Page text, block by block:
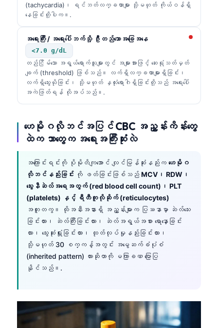
(tachycardia)၊ ရင်ဘတ်လက္ခဏာများ သို့မဟုတ် ကိုယ်ဝန်ရှိ
နေခြင်းတို့ပါက။.
အရေးကြီး / အရေးပေါ်ဘက်သို့ ဦးတည်သောအခြေအနေ
<7.0 g/dL
တည်ငြိမ်သော အရွယ်ရောက်သူများတွင် အများအားဖြင့် ဆေးရုံသတ်မှတ်
ချက် (threshold) ဖြစ်သည်။ လက်ရှိလက္ခဏာများရှိခြင်း၊
လက်ရှိသွေးယိုခြင်း၊ သို့မဟုတ် နှလုံးရောဂါရှိခြင်းတို့သည် အရေးပေါ်
အကဲဖြတ်ရန် လိုအပ်သည်။.
ဟေမိုဂလိုဘင်အပြင် CBC အညွှန်းကိန်းတွေ
ထဲက ဘာတွေက အရေးအကြီးဆုံးလဲ
အကြောင်းရင်းကို ပိုမိုတိကျအောင် လျင်မြန်ဆုံးနည်းက ဟေမိုဂ
လိုဘင်နည်းခြင်း ကို ဖတ်ခြင်းဖြစ်သည် MCV၊ RDW၊
သွေးနီဆဲလ်အရေအတွက် (red blood cell count)၊ PLT
(platelets) နှင့် ရီတီကူလိုဆိုက် (reticulocytes)
အတူတကွ။ ထိုအနီးအနားရှိ အညွှန်းများက ပြဿနာမှာ ဆဲလ်သေး
ခြင်းလား၊ ဆဲလ်ကြီးခြင်းလား၊ ဆဲလ်အရွယ်အစား ရောနှောခြင်း
လား၊ သွေးဆုံးရှုံးခြင်းလား၊ ထုတ်လုပ်မှုနည်းခြင်းလား၊
သို့မဟုတ် 30 စက္ကန့်အတွင်း အမွေဆက်ခံပုံစံ
(inherited pattern) လားဆိုတာကို မကြာခဏ ပြောပြ
နိုင်သည်။.